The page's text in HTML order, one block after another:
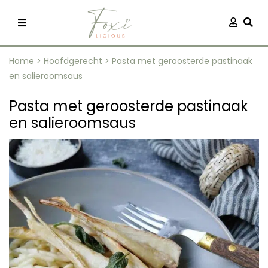
kleding
Home > Hoofdgerecht > Pasta met geroosterde pastinaak
en salieroomsaus
Pasta met geroosterde pastinaak
en salieroomsaus